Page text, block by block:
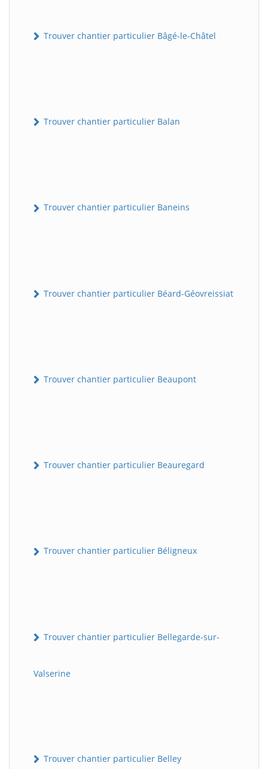
Trouver chantier particulier Bâgé-le-Châtel
Trouver chantier particulier Balan
Trouver chantier particulier Baneins
Trouver chantier particulier Béard-Géovreissiat
Trouver chantier particulier Beaupont
Trouver chantier particulier Beauregard
Trouver chantier particulier Béligneux
Trouver chantier particulier Bellegarde-sur-
Valserine
Trouver chantier particulier Belley